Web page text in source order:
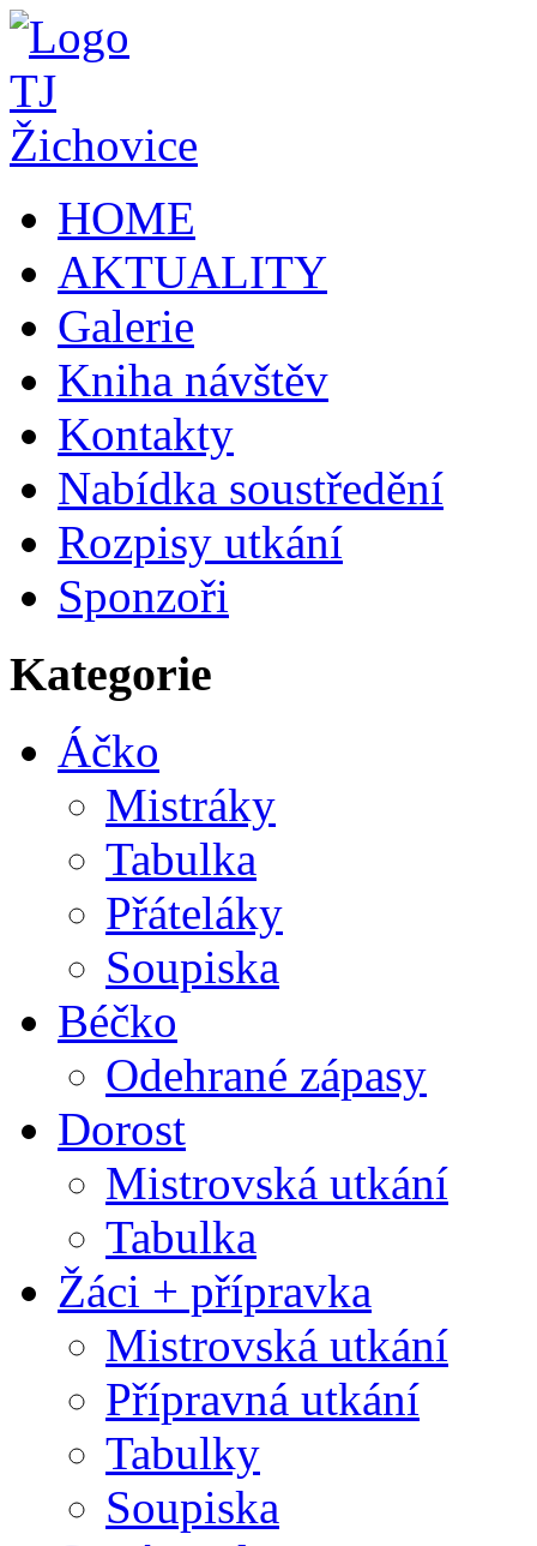
HOME
AKTUALITY
Galerie
Kniha návštěv
Kontakty
Nabídka soustředění
Rozpisy utkání
Sponzoři
Kategorie
Áčko
Mistráky
Tabulka
Přáteláky
Soupiska
Béčko
Odehrané zápasy
Dorost
Mistrovská utkání
Tabulka
Žáci + přípravka
Mistrovská utkání
Přípravná utkání
Tabulky
Soupiska